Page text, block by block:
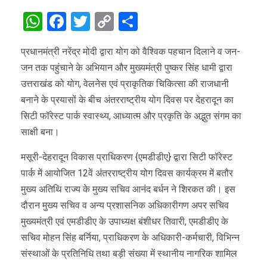
WhatsApp
Facebook
Twitter
Copy
Link
प्रधानमंत्री नरेंद्र मोदी द्वारा योग को वैश्विक पहचान दिलाने व जन-
जन तक पहुंचाने के अभियान और मुख्यमंत्री पुष्कर सिंह धामी द्वारा
उत्तराखंड को योग, वेलनेस एवं प्राकृतिक चिकित्सा की राजधानी
बनाने के प्रयासों के बीच अंतरराष्ट्रीय योग दिवस पर देहरादून का
सिटी फॉरेस्ट पार्क स्वास्थ्य, आध्यात्म और प्रकृति के अद्भुत संगम का
साक्षी बना।
मसूरी-देहरादून विकास प्राधिकरण {एमडीडीए} द्वारा सिटी फॉरेस्ट
पार्क में आयोजित 12वें अंतरराष्ट्रीय योग दिवस कार्यक्रम में बतौर
मुख्य अतिथि राज्य के मुख्य सचिव आनंद बर्धन ने शिरकत की। इस
दौरान मुख्य सचिव व अन्य प्रशासनिक अधिकारीगण अपर सचिव
मुख्यमंत्री एवं एमडीडीए के उपाध्यक्ष बंशीधर तिवारी, एमडीडीए के
सचिव मोहन सिंह बर्निया, प्राधिकरण के अधिकारी-कर्मचारी, विभिन्न
संस्थाओं के प्रतिनिधि तथा बड़ी संख्या में स्थानीय नागरिक शामिल